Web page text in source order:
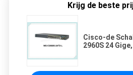
Krijg de beste
Cisco-de
2960S 24